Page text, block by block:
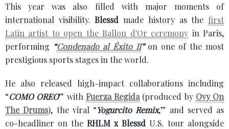
This year was also filled with major moments of
international visibility.Blessd made history as the first
Latin artist to open the Ballon d'Or ceremony in Paris,
performing “Condenado al Éxito II”on one of the most
prestigious sports stages in the world.
He also released high-impact collaborations including
“COMO OREO” with Fuerza Regida(produced by Ovy On
The Drums), the viral “Yogurcito Remix,” and served as
co-headliner on the RHLM x Blessd U.S. tour alongside